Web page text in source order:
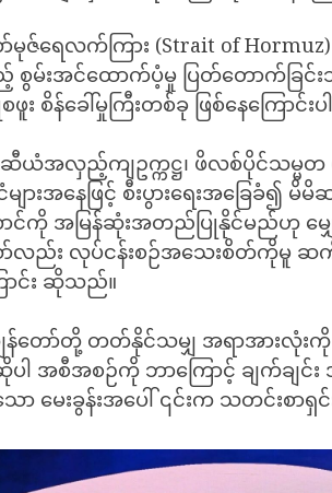
မုဇ်ရေလက်ကြား (Strait of
စွမ်းအင်ထောက်ပံ့မှု ပြတ်တောက်ခြင်
ဖူး စိန်ခေါ်မှုကြီးတစ်ခု ဖြစ်နေကြောင်း
ယံအလှည့်ကျဥက္ကဋ္ဌ၊ ဖိလစ်ပိုင်သမ္မတ
များအနေဖြင့် စီးပွားရေးအခြေခံ၍
င်ကို အမြန်ဆုံးအတည်ပြုနိုင်မည်ဟု မျှော်
လည်း လုပ်ငန်းစဉ်အသေးစိတ်ကိုမူ
ာင်း ဆိုသည်။
န်တော်တို့ တတ်နိုင်သမျှ အရာအားလုံး
ါ အစီအစဉ်ကို ဘာကြောင့် ချက်ချင်
ာ မေးခွန်းအပေါ် ၎င်းက သတင်းစာရှ